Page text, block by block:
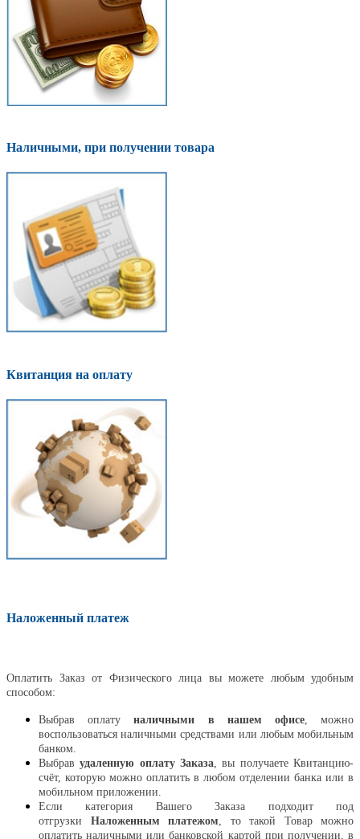
Наличными, при получении товара
Квитанция на оплату
Наложенный платеж
Оплатить Заказ от Физического лица вы можете любым удобным
способом:
Выбрав оплатуналичными в нашем офисе, можно
воспользоваться наличными средствами или любым мобильным
банком.
Выбравудаленную оплату Заказа , вы получаете Квитанцию-
счёт, которую можно оплатить в любом отделении банка или в
мобильном приложении.
Если категория Вашего Заказа подходит под
отгрузки Наложенным платежом , то такой Товар можно
оплатить наличными или банковской картой при получении, в